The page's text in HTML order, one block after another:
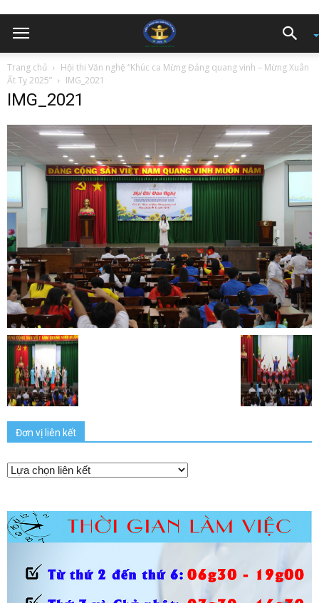
Trang chủ
Hội thi Văn nghệ “Khúc ca Mừng Đảng quang vinh – Mừng Xuân
Ất Tỵ 2025”
IMG_2021
IMG_2021
Đơn vị liên kết